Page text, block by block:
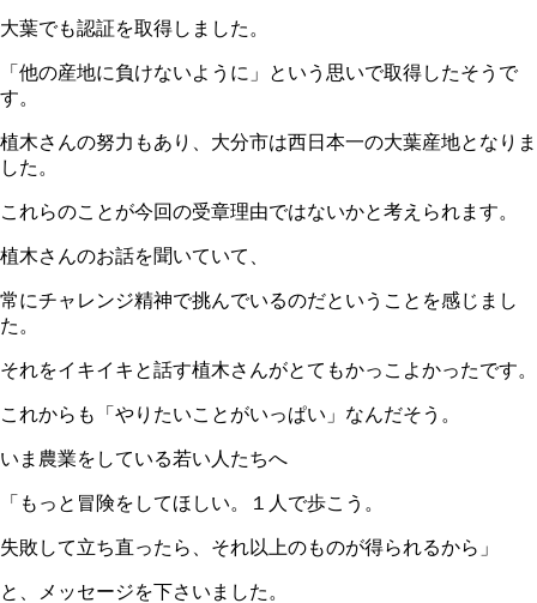
大葉でも認証を取得しました。
「他の産地に負けないように」という思いで取得したそうで
す。
植木さんの努力もあり、大分市は西日本一の大葉産地となりま
した。
これらのことが今回の受章理由ではないかと考えられます。
植木さんのお話を聞いていて、
常にチャレンジ精神で挑んでいるのだということを感じまし
た。
それをイキイキと話す植木さんがとてもかっこよかったです。
これからも「やりたいことがいっぱい」なんだそう。
いま農業をしている若い人たちへ
「もっと冒険をしてほしい。１人で歩こう。
失敗して立ち直ったら、それ以上のものが得られるから」
と、メッセージを下さいました。